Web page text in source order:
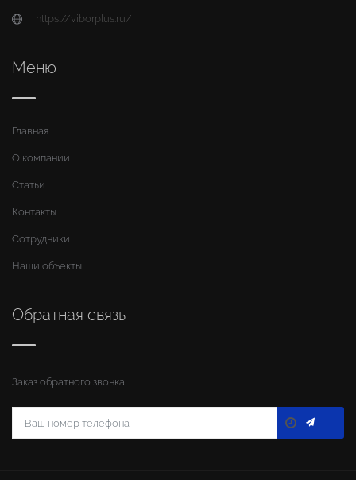
https://viborplus.ru/
Меню
Главная
О компании
Статьи
Контакты
Сотрудники
Наши объекты
Обратная связь
Заказ обратного звонка